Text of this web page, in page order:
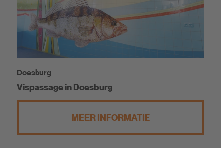
Doesburg
Vispassage in Doesburg
MEER INFORMATIE